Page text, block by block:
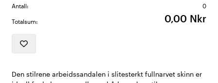
Antall: 0
Totalsum: 0,00 Nkr
Den stilrene arbeidssandalen i slitesterkt fullnarvet skinn er